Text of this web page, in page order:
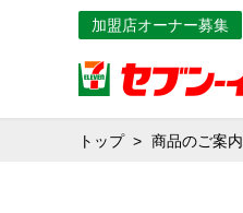
加盟店オーナー募集
トップ 商品のご案内